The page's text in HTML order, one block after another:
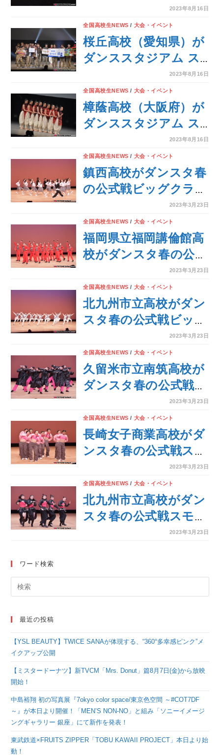
スモールクラス全国大
会で優勝を果たす！＜
第16回 日本高校ダン
ス部選手権 夏の公式全
2023年8月16日
全国高校生NEWS / 大会・イベント
桜丘高校（愛知県）が
ダンススタジアム ス
モールクラス全国大会
で準優勝を獲得！＜第
16回 日本高校ダンス
部選手権 夏の公式全国
2023年8月16日
全国高校生NEWS / 大会・イベント
樟蔭高校（大阪府）が
ダンススタジアム ス
モールクラス全国大会
で3位を獲得！＜第16
回 日本高校ダンス部
選手権 夏の公式全国大
2023年8月16日
全国高校生NEWS / 大会・イベント
鎮西高校がダンスタ春
の公式戦ビッグクラス
で優勝を獲得！＜第16
回日本高校ダンス部選
手権 春の公式大会＞
2023年3月23日
全国高校生NEWS / 大会・イベント
福岡県立福岡講倫館高
校がダンスタ春の公式
戦ビッグクラスで準優
勝を獲得！＜第16回日
本高校ダンス部選手権
春の公式大会＞
2023年3月23日
全国高校生NEWS / 大会・イベント
北九州市立高校がダン
スタ春の公式戦ビッグ
クラスで3位を獲得！
＜第16回日本高校ダン
ス部選手権 春の公式大
会＞
2023年3月23日
全国高校生NEWS / 大会・イベント
久留米市立南筑高校が
ダンスタ春の公式戦ス
モールクラスで優勝を
獲得！＜第16回日本高
校ダンス部選手権 春
の公式大会＞
2023年3月23日
全国高校生NEWS / 大会・イベント
長崎女子商業高校がダ
ンスタ春の公式戦スモ
ールクラスで準優勝を
獲得！＜第16回日本高
校ダンス部選手権 春
の公式大会＞
2023年3月23日
全国高校生NEWS / 大会・イベント
北九州市立高校がダン
スタ春の公式戦スモー
ルクラスで3位を獲
公式大会＞
2023年3月23日
ワード検索
最近の投稿
【YSL BEAUTY】TWICE SANAが体現する、“360°多幸感ピンク”メ
イクアップ公開
【ミスタードーナツ】新TVCM「Mrs. Donut」篇8月7日(金)から放映
開始！
中島裕翔 初の写真展『7okyo color space/東京色空間 ～#COT7DF
～』が本日より開催！「MEN’S NON-NO」と組み「ソニーイメージ
ングギャラリー 銀座」にて新作を発表！
東武鉄道×FRUITS ZIPPER「TOBU KAWAII PROJECT」本日より始
動！